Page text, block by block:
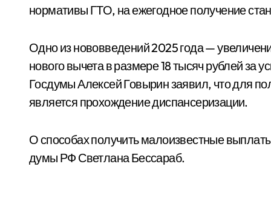
нормативы ГТО, на ежегодное получение
Одно из нововведений 2025 года —
нового вычета в размере 18 тысяч рублей
Госдумы Алексей Говырин заявил, что для
является прохождение диспансеризации.
О способах получить малоизвестные
думы РФ Светлана Бессараб.